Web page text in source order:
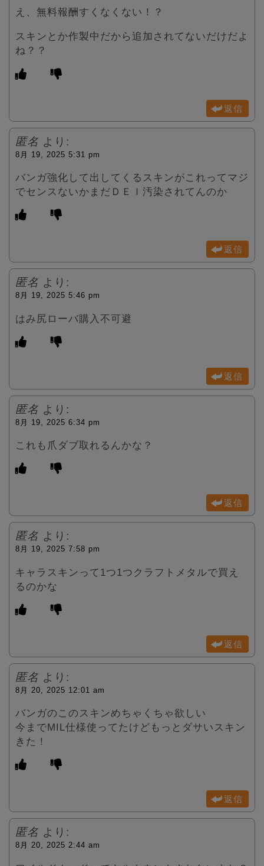
え、無料報酬すくなくない！？
スキンとか作製中だから追加されてないだけだよ
ね？？
返信
匿名 より:
8月 19, 2025 5:31 pm
バンガ強化して出してくるスキンがこれってマジ
でセンスないかまだＤＥＩ汚染されてんのか
返信
匿名 より:
8月 19, 2025 5:46 pm
はみ尻ローバ購入不可避
返信
匿名 より:
8月 19, 2025 6:34 pm
これも爪ダブ取れるんかな？
返信
匿名 より:
8月 19, 2025 7:58 pm
キャラスキンって1つ1つクラフトメタルで買え
るのかな
返信
匿名 より:
8月 20, 2025 12:01 am
バンガのこのスキンめちゃくちゃ欲しい
今までMIL仕様使ってたけどもっとダサいスキン
きた！
返信
匿名 より:
8月 20, 2025 2:44 am